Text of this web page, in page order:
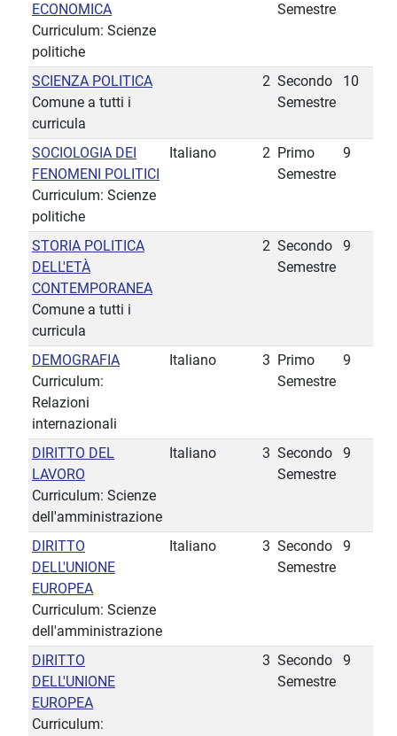
ECONOMICA
Curriculum: Scienze
politiche
Semestre
SCIENZA POLITICA
Comune a tutti i
curricula
2 Secondo
Semestre
10
SOCIOLOGIA DEI
FENOMENI POLITICI
Curriculum: Scienze
politiche
Italiano 2 Primo
Semestre
9
STORIA POLITICA
DELL'ETÀ
CONTEMPORANEA
Comune a tutti i
curricula
2 Secondo
Semestre
9
DEMOGRAFIA
Curriculum:
Relazioni
internazionali
Italiano 3 Primo
Semestre
9
DIRITTO DEL
LAVORO
Curriculum: Scienze
dell'amministrazione
Italiano 3 Secondo
Semestre
9
DIRITTO
DELL'UNIONE
EUROPEA
Curriculum: Scienze
dell'amministrazione
Italiano 3 Secondo
Semestre
9
DIRITTO
DELL'UNIONE
EUROPEA
Curriculum:
3 Secondo
Semestre
9